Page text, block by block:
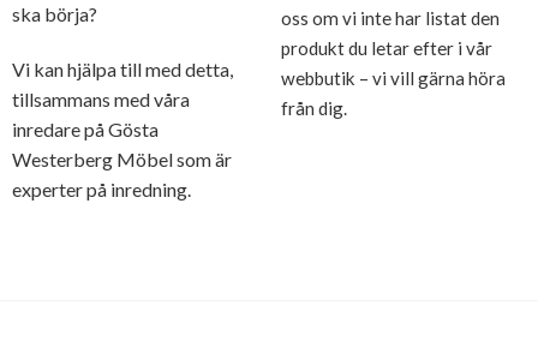
ska börja?
Vi kan hjälpa till med detta,
tillsammans med våra
inredare på Gösta
Westerberg Möbel som är
experter på inredning.
oss om vi inte har listat den
produkt du letar efter i vår
webbutik – vi vill gärna höra
från dig.